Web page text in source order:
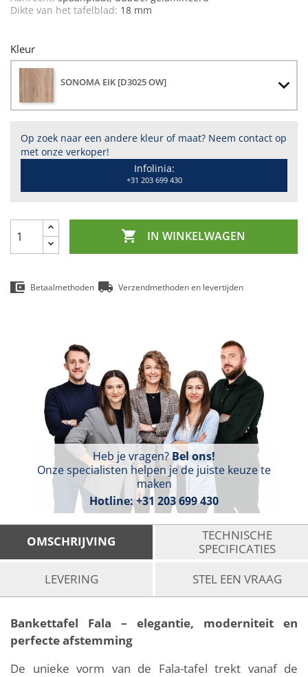
Dikte van het tafelblad: 18 mm
Kleur
SONOMA EIK [D3025 OW]
Op zoek naar een andere kleur of maat? Neem contact op
met onze verkoper!
Infolinia:
+31 203 699 430
 IN WINKELWAGEN
Betaalmethoden Verzendmethoden en levertijden
Heb je vragen?Bel ons!
Onze specialisten helpen je de juiste keuze te
maken
Hotline:+31 203 699 430
OMSCHRIJVING
TECHNISCHE
SPECIFICATIES
LEVERING
STEL EEN VRAAG
Bankettafel Fala – elegantie, moderniteit en
perfecte afstemming
De unieke vorm van de Fala-tafel trekt vanaf de